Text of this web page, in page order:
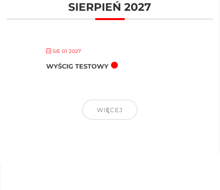
SIERPIEŃ 2027
SIE 01 2027
WYŚCIG TESTOWY
WIĘCEJ